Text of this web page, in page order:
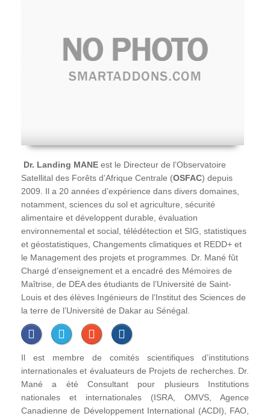
Dr. Landing MANE est le Directeur de l’Observatoire
Satellital des Forêts d’Afrique Centrale (OSFAC) depuis
2009. Il a 20 années d’expérience dans divers domaines,
notamment, sciences du sol et agriculture, sécurité
alimentaire et développent durable, évaluation
environnemental et social, télédétection et SIG, statistiques
et géostatistiques, Changements climatiques et REDD+ et
le Management des projets et programmes. Dr. Mané fût
Chargé d’enseignement et a encadré des Mémoires de
Maîtrise, de DEA des étudiants de l’Université de Saint-
Louis et des élèves Ingénieurs de l’Institut des Sciences de
la terre de l’Université de Dakar au Sénégal.
Il est membre de comités scientifiques d’institutions
internationales et évaluateurs de Projets de recherches. Dr.
Mané a été Consultant pour plusieurs Institutions
nationales et internationales (ISRA, OMVS, Agence
Canadienne de Développement International (ACDI), FAO,